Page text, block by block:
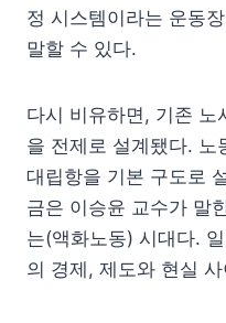
정 시스템이라는 운동
말할 수 있다.
다시 비유하면, 기존 노
을 전제로 설계됐다. 노
대립항을 기본 구도로
금은 이승윤 교수가 말
는(액화노동) 시대다.
의 경제, 제도와 현실